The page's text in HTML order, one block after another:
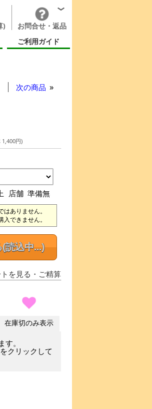
)
お問合せ・返品
ご利用ガイド
次の商品
1,400円)
店舗 準備無
ありません。
できません。
(読込中...)
を見る ・ご精算
在庫切のみ表示
。
をクリックして